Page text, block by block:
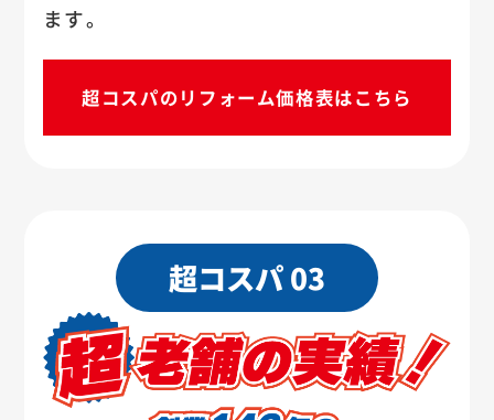
ます。
超コスパのリフォーム価格表はこちら
超コスパ 03